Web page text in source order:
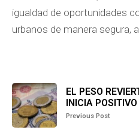
igualdad de oportunidades
urbanos de manera segura,
EL PESO
INICIA
Previous Post